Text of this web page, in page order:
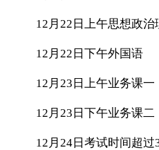
12月22日上午思想政治
12月22日下午外国语
12月23日上午业务课一
12月23日下午业务课二
12月24日考试时间超过3